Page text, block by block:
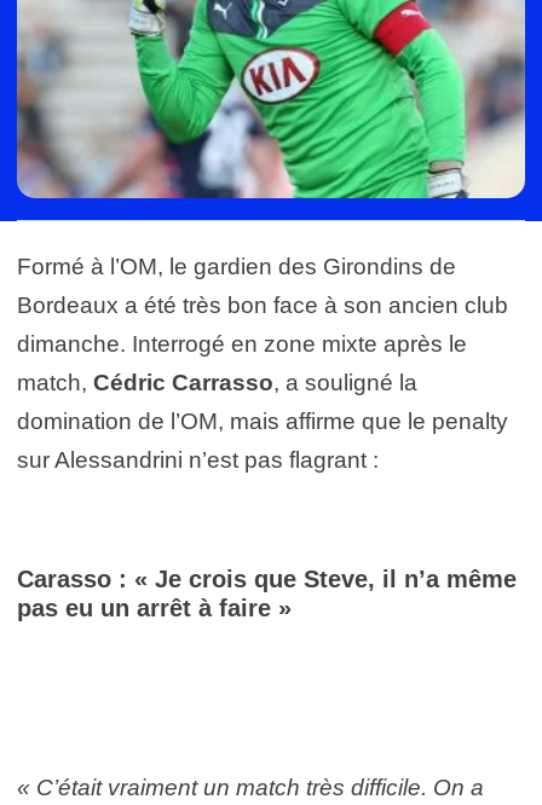
Formé à l’OM, le gardien des Girondins de
Bordeaux a été très bon face à son ancien club
dimanche. Interrogé en zone mixte après le
match, Cédric Carrasso, a souligné la
domination de l’OM, mais affirme que le penalty
sur Alessandrini n’est pas flagrant :
Carasso : « Je crois que Steve, il n’a même
pas eu un arrêt à faire »
« C’était vraiment un match très difficile. On a